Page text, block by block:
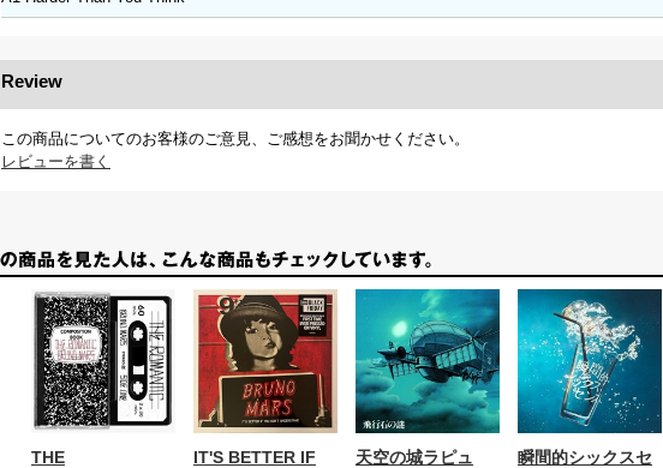
Review
この商品についてのお客様のご意見、ご感想をお聞かせください。
レビューを書く
THE
IT'S BETTER IF
天空の城ラピュ
瞬間的シックスセ